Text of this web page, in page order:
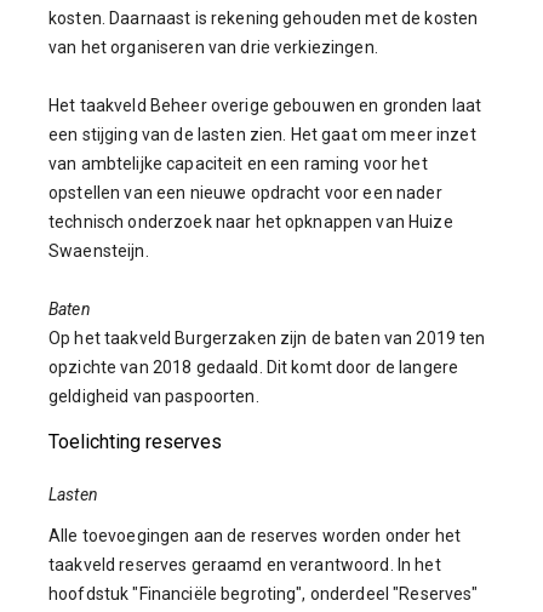
kosten. Daarnaast is rekening gehouden met de kosten
van het organiseren van drie verkiezingen.
Het taakveld Beheer overige gebouwen en gronden laat
een stijging van de lasten zien. Het gaat om meer inzet
van ambtelijke capaciteit en een raming voor het
opstellen van een nieuwe opdracht voor een nader
technisch onderzoek naar het opknappen van Huize
Swaensteijn.
Baten
Op het taakveld Burgerzaken zijn de baten van 2019 ten
opzichte van 2018 gedaald. Dit komt door de langere
geldigheid van paspoorten.
Toelichting reserves
Lasten
Alle toevoegingen aan de reserves worden onder het
taakveld reserves geraamd en verantwoord. In het
hoofdstuk "Financiële begroting", onderdeel "Reserves"